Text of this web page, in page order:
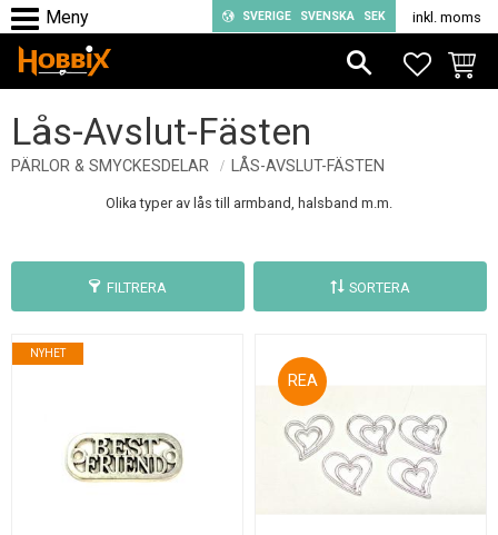
Meny
SVERIGE SVENSKA SEK inkl. moms
Lås-Avslut-Fästen
PÄRLOR & SMYCKESDELAR LÅS-AVSLUT-FÄSTEN
Olika typer av lås till armband, halsband m.m.
FILTRERA SORTERA
NYHET
36%